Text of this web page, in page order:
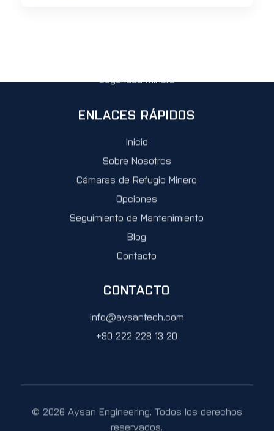
ENLACES RÁPIDOS
Inicio
Sobre Nosotros
Cámaras de Refugio Minero
Opciones
Seguimiento de Mantenimiento
Blog
Contacto
CONTACTO
info@aysantech.com
+90 222 228 13 20
© 2026 Aysan Engineering. Todos los derechos
reservados.